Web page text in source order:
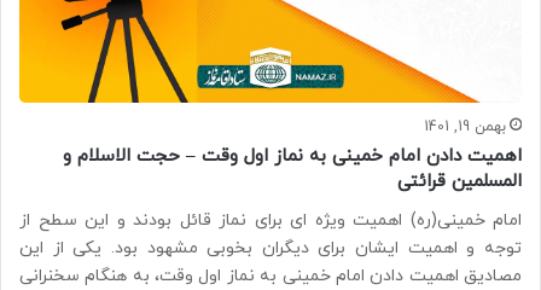
بهمن 19, 1401
اهمیت دادن امام خمینی به نماز اول وقت – حجت الاسلام و
المسلمین قرائتی
امام خمینی(ره) اهمیت ویژه ای برای نماز قائل بودند و این سطح از
توجه و اهمیت ایشان برای دیگران بخوبی مشهود بود. یکی از این
مصادیق اهمیت دادن امام خمینی به نماز اول وقت، به هنگام سخنرانی